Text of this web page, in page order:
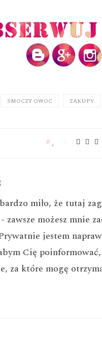
SMOCZY OWOC ZAKUPY
0
miło, że tutaj
zawsze możesz mnie
jestem
Cię
za które mogę